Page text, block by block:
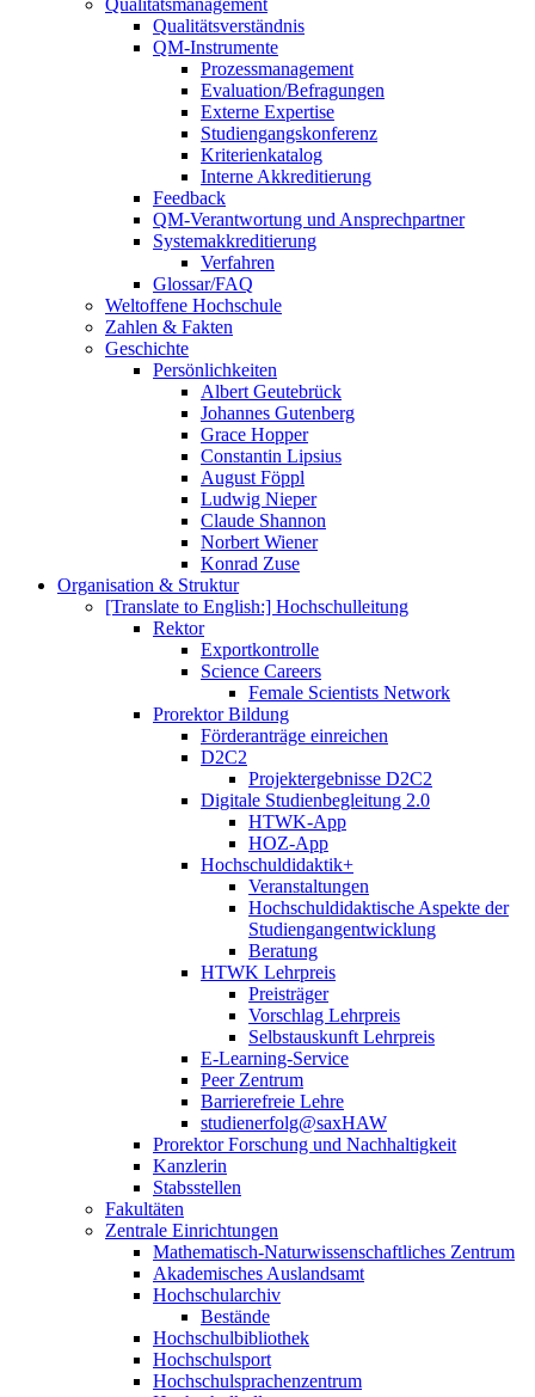
Qualitätsmanagement
Qualitätsverständnis
QM-Instrumente
Prozessmanagement
Evaluation/Befragungen
Externe Expertise
Studiengangskonferenz
Kriterienkatalog
Interne Akkreditierung
Feedback
QM-Verantwortung und Ansprechpartner
Systemakkreditierung
Verfahren
Glossar/FAQ
Weltoffene Hochschule
Zahlen & Fakten
Geschichte
Persönlichkeiten
Albert Geutebrück
Johannes Gutenberg
Grace Hopper
Constantin Lipsius
August Föppl
Ludwig Nieper
Claude Shannon
Norbert Wiener
Konrad Zuse
Organisation & Struktur
[Translate to English:] Hochschulleitung
Rektor
Exportkontrolle
Science Careers
Female Scientists Network
Prorektor Bildung
Förderanträge einreichen
D2C2
Projektergebnisse D2C2
Digitale Studienbegleitung 2.0
HTWK-App
HOZ-App
Hochschuldidaktik+
Veranstaltungen
Hochschuldidaktische Aspekte der
Studiengangentwicklung
Beratung
HTWK Lehrpreis
Preisträger
Vorschlag Lehrpreis
Selbstauskunft Lehrpreis
E-Learning-Service
Peer Zentrum
Barrierefreie Lehre
studienerfolg@saxHAW
Prorektor Forschung und Nachhaltigkeit
Kanzlerin
Stabsstellen
Fakultäten
Zentrale Einrichtungen
Mathematisch-Naturwissenschaftliches Zentrum
Akademisches Auslandsamt
Hochschularchiv
Bestände
Hochschulbibliothek
Hochschulsport
Hochschulsprachenzentrum